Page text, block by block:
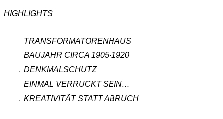
HIGHLIGHTS
TRANSFORMATORENHAUS
BAUJAHR CIRCA 1905-1920
DENKMALSCHUTZ
EINMAL VERRÜCKT SEIN…
KREATIVITÄT STATT ABRUCH